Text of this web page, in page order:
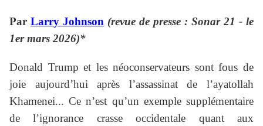
Par Larry Johnson (revue de presse : Sonar 21 - le
1er mars 2026)*
Donald Trump et les néoconservateurs sont fous de
joie aujourd’hui après l’assassinat de l’ayatollah
Khamenei... Ce n’est qu’un exemple supplémentaire
de l’ignorance crasse occidentale quant aux